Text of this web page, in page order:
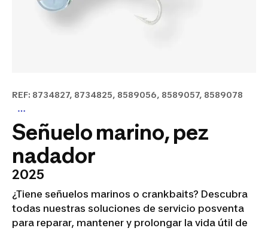
REF: 8734827, 8734825, 8589056, 8589057, 8589078
Señuelo marino, pez
nadador
2025
¿Tiene señuelos marinos o crankbaits? Descubra
todas nuestras soluciones de servicio posventa
para reparar, mantener y prolongar la vida útil de